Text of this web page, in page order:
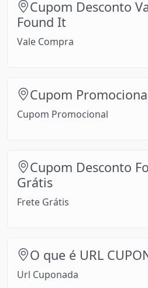
Cupom Desconto
Found It
Vale Compra
Cupom
Cupom Promocional
Cupom Desconto
Grátis
Frete Grátis
O que é URL
Url Cuponada